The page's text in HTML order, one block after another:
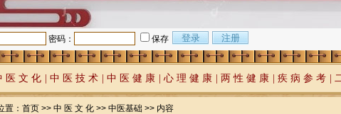
密码： 保存
医 文 化 中 医 技 术 中 医 健 康 心 理 健 康 两 性 健 康 疾 病 参 考
置： 首页 >> 中 医 文 化 >> 中医基础 >> 内容